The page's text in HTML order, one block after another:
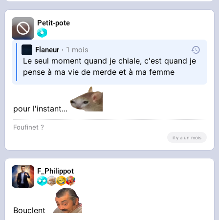
Petit-pote
Flaneur 1 mois
Le seul moment quand je chiale, c'est quand je
pense à ma vie de merde et à ma femme
pour l'instant...
Foufinet ?
il y a un mois
F_Philippot
Bouclent